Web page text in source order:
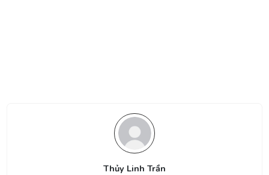
Thủy Linh Trần